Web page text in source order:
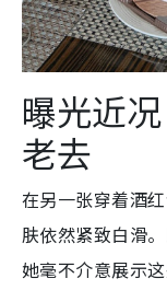
曝光近
老去
在另一张穿着酒
肤依然紧致白滑
她毫不介意展示